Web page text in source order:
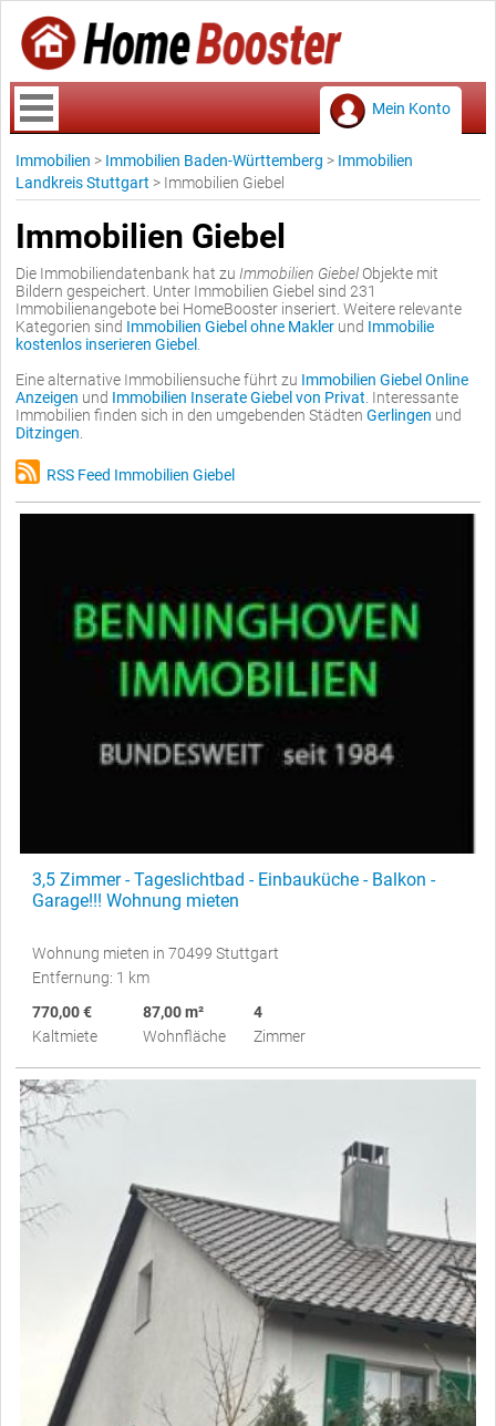
Mein Konto
Immobilien > Immobilien Baden-Württemberg > Immobilien
Landkreis Stuttgart > Immobilien Giebel
Immobilien Giebel
Die Immobiliendatenbank hat zu Immobilien Giebel Objekte mit
Bildern gespeichert. Unter Immobilien Giebel sind 231
Immobilienangebote bei HomeBooster inseriert. Weitere relevante
Kategorien sind Immobilien Giebel ohne Makler und Immobilie
kostenlos inserieren Giebel
Eine alternative Immobiliensuche führt zu Immobilien Giebel Online
Anzeigen und Immobilien Inserate Giebel von Privat . Interessante
Immobilien finden sich in den umgebenden Städten Gerlingen und
Ditzingen
RSS Feed Immobilien Giebel
3,5 Zimmer - Tageslichtbad - Einbauküche - Balkon -
Garage!!! Wohnung mieten
Wohnung mieten in 70499 Stuttgart
Entfernung: 1 km
770,00 €
Kaltmiete
87,00 m²
Wohnfläche
4
Zimmer